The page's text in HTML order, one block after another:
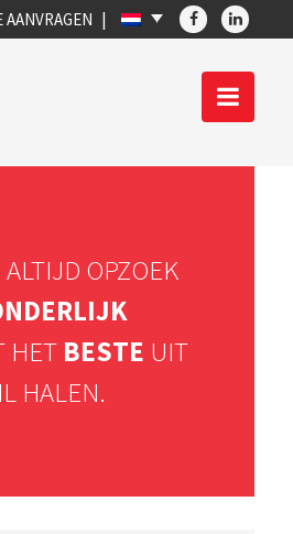
AANVRAGEN
ALTIJD OPZOEK
HET BESTE UIT
HALEN.